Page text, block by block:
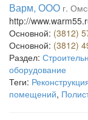
Варм, ООО г.
http://
Основной: (3812)
Основной: (3812)
Раздел:
оборудование
Теги:
помещений,